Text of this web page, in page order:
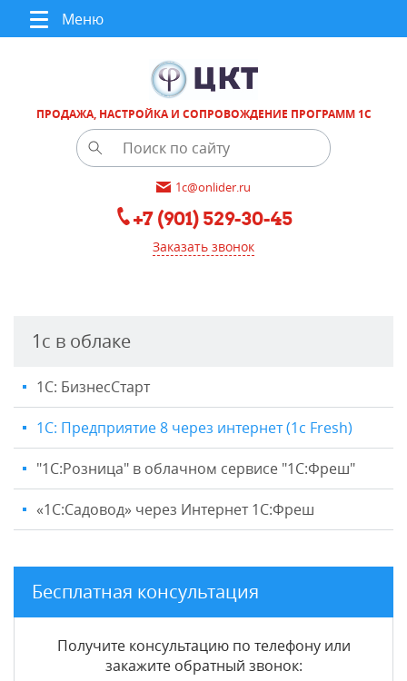
Меню
ПРОДАЖА, НАСТРОЙКА И СОПРОВОЖДЕНИЕ ПРОГРАММ 1С
1c@onlider.ru
+7 (901) 529-30-45
Заказать звонок
1с в облаке
1С: БизнесСтарт
1С: Предприятие 8 через интернет (1c Fresh)
"1C:Розница" в облачном сервисе "1С:Фреш"
«1С:Садовод» через Интернет 1С:Фреш
Бесплатная консультация
Получите консультацию по телефону или
закажите обратный звонок: